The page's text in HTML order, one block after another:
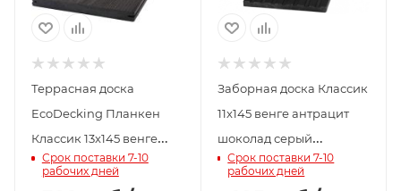
Террасная доска
EcoDecking Планкен
Классик 13x145 венге
антрацит шоколад
Срок поставки 7-10
рабочих дней
Заборная доска Классик
11x145 венге антрацит
шоколад серый
терракот
Срок поставки 7-10
рабочих дней